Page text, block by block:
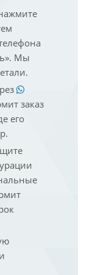
Мы
заказ
его